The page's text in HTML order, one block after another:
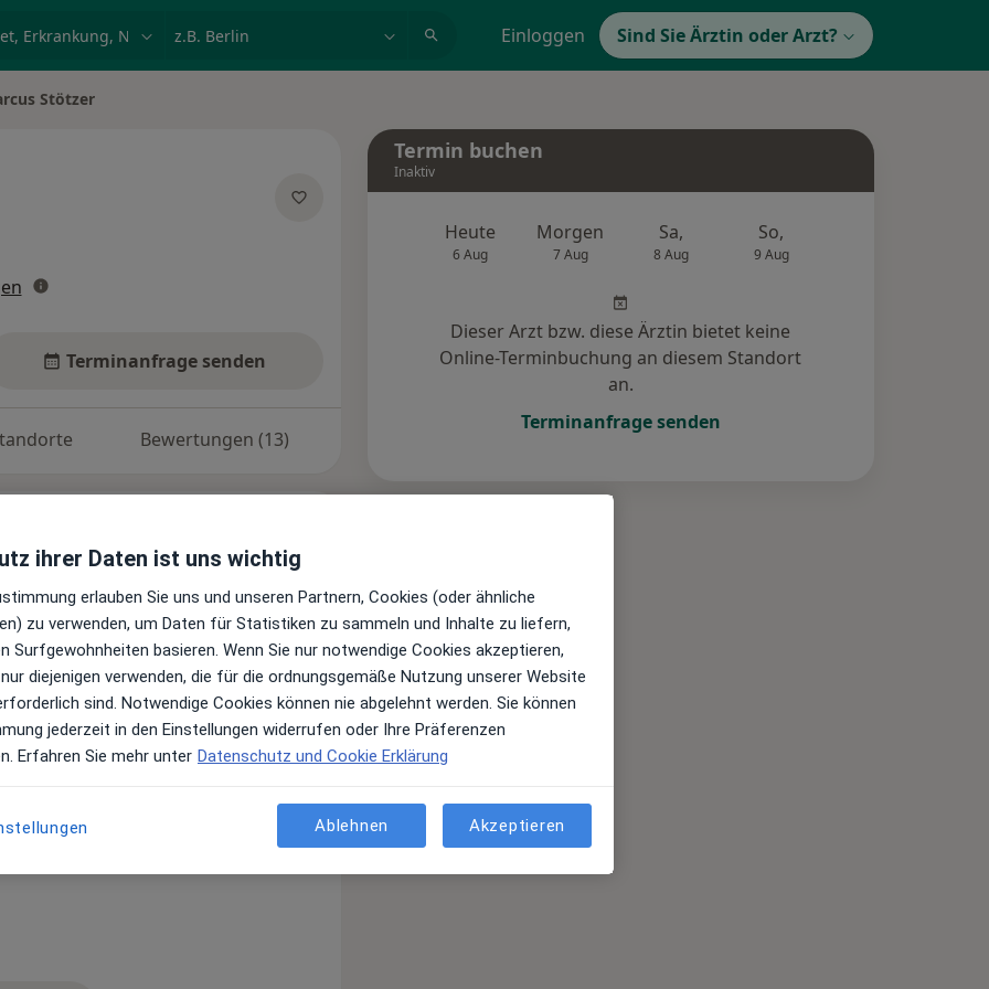
Einloggen Sind Sie Ärztin oder Arzt?
Stötzer
Terminanfrage senden
Bewertungen (13)
aus Leidenschaft, spreche
mich auf Sie.
zu unserem gemeinsamen Termin
Kopfschmerz a11y_sr_more_diseases
Termin buchen
Inaktiv
Heute
6 Aug
Morgen
7 Aug
Sa,
8 Aug
So,
9 Aug
Dieser Arzt bzw. diese Ärztin bietet keine
Online-Terminbuchung an diesem Standort
an.
Terminanfrage senden
ihrer Daten ist uns wichtig
erlauben Sie uns und unseren Partnern, Cookies (oder ähnliche
zu verwenden, um Daten für Statistiken zu sammeln und Inhalte zu liefern,
Surfgewohnheiten basieren. Wenn Sie nur notwendige Cookies akzeptieren,
diejenigen verwenden, die für die ordnungsgemäße Nutzung unserer Website
sind. Notwendige Cookies können nie abgelehnt werden. Sie können
jederzeit in den Einstellungen widerrufen oder Ihre Präferenzen
Erfahren Sie mehr unter Datenschutz und Cookie Erklärung
Ablehnen Akzeptieren